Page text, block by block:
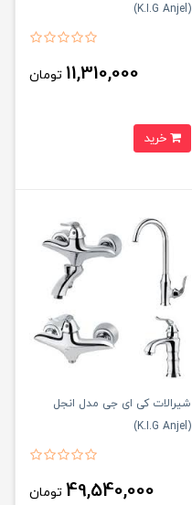
(K.I.G Anjel)
11,310,000 تومان
شیرالات کی ای جی مدل انجل
(K.I.G Anjel)
49,540,000 تومان